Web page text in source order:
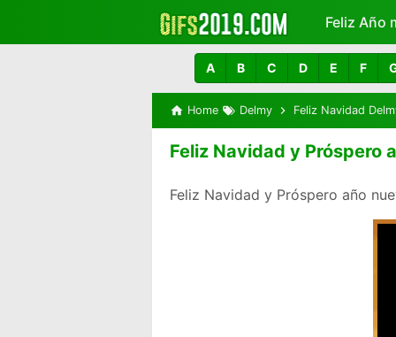
Feliz Año
Más
A B C D E F
Home Delmy Feliz Navidad
Feliz Navidad y Próspero
Feliz Navidad y Próspero año